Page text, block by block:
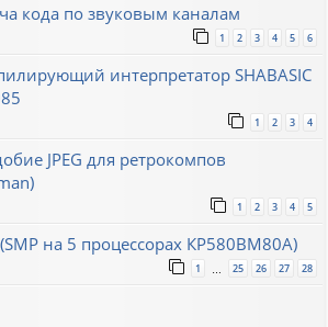
кода по звуковым каналам
1 2 3 4 5 6
интерпретатор SHABASIC
1 2 3 4
JPEG для ретрокомпов
1 2 3 4 5
на 5 процессорах КР580ВМ80А)
1 25 26 27 28